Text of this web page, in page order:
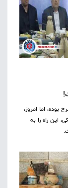
اما امروز،
این راه را به